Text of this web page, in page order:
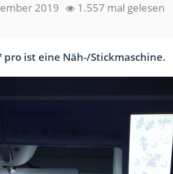
2019 1.557 mal gelesen
ist eine Näh-/Stickmaschine.